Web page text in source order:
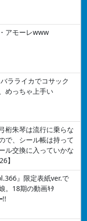
アモーレwww
バラライカでコサック
めっちゃ上手い
桁朱琴は流行に乗らな
で、シール帳は持って
ル交換に入っていかな
】
』限定表紙ver.で
。18期の動画ｷﾀ